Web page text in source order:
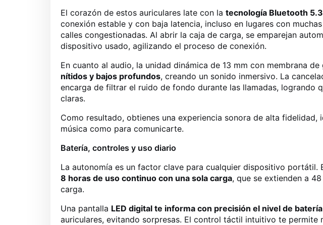
El corazón de estos auriculares late con la tecnología Bluetooth 5.3
conexión estable y con baja latencia, incluso en lugares con
calles congestionadas. Al abrir la caja de carga, se emparejan
dispositivo usado, agilizando el proceso de conexión.
En cuanto al audio, la unidad dinámica de 13 mm con membrana
nítidos y bajos profundos, creando un sonido inmersivo. La
encarga de filtrar el ruido de fondo durante las llamadas, logrando
claras.
Como resultado, obtienes una experiencia sonora de alta
música como para comunicarte.
Batería, controles y uso diario
La autonomía es un factor clave para cualquier dispositivo portátil.
8 horas de uso continuo con una sola carga, que se extienden a
carga.
Una pantalla LED digital te informa con precisión el nivel de batería
auriculares, evitando sorpresas. El control táctil intuitivo te permite